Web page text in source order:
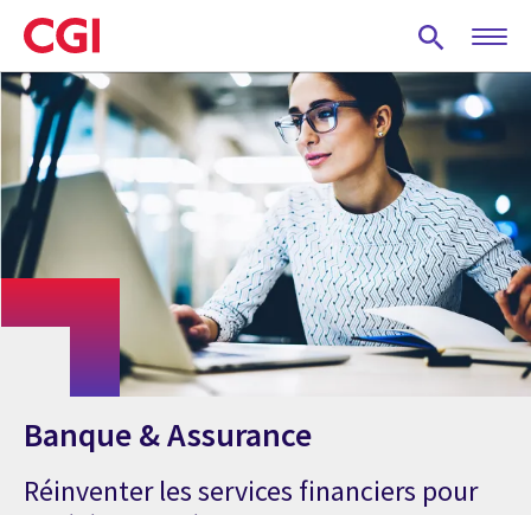
Skip
to
main
content
Banque & Assurance
Réinventer les services financiers pour